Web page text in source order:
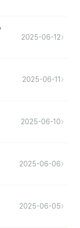
2025-06-12›
2025-06-11 ›
2025-06-10›
2025-06-06›
2025-06-05›